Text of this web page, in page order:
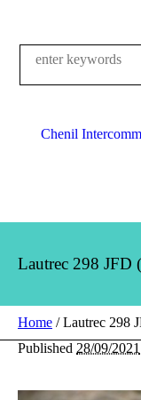
Chenil
Lautrec 298 JFD
Home /Lautrec 298
Published 28/09/2021